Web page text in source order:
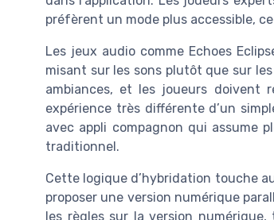
préfèrent un mode plus accessible,
Les jeux audio comme Echoes
misant sur les sons plutôt que sur
ambiances, et les joueurs doivent
expérience très différente d’un
avec appli compagnon qui assume
traditionnel.
Cette logique d’hybridation touche
proposer une version numérique
les règles sur la version